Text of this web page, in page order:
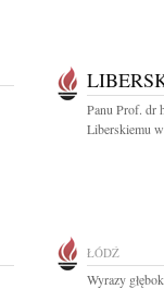
Panu Prof. dr
Liberskiemu
ŁÓDŹ
Wyrazy